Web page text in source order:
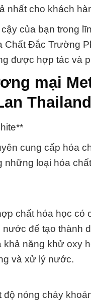
nhất cho khách
của bạn trong
Đắc Trường
được hợp tác và
mại
Thailand
cung cấp hóa
những loại hóa
chất hóa học
để tạo thành
năng khử oxy
và xử lý nước.
nóng chảy